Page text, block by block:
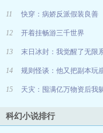
11 快穿：病娇反派假装良善
12 开着挂畅游三千世界
13 末日冰封：我觉醒了无限
14 规则怪谈：他又把副本玩
15 天灾：囤满亿万物资后我
科幻小说排行